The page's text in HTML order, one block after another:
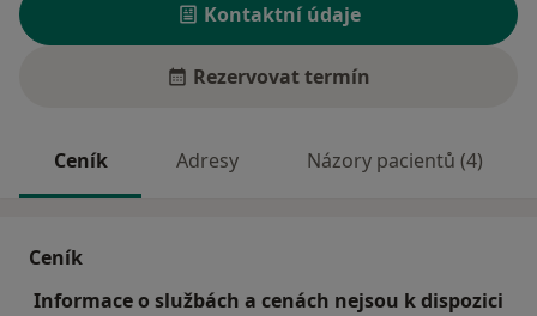
Kontaktní údaje
Rezervovat termín
Ceník Adresy Názory pacientů (4)
Ceník
Informace o službách a cenách nejsou k dispozici